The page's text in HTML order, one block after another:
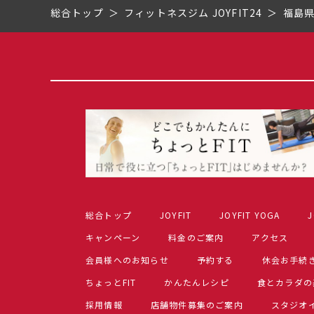
総合トップ フィットネスジム JOYFIT24 福島
総合トップ JOYFIT JOYFIT YOGA
キャンペーン
料金のご案内
アクセス
会員様へのお知らせ
予約する
休会お手続
ちょっとFIT
かんたんレシピ
食とカラダ
採用情報
店舗物件募集のご案内 スタジオ